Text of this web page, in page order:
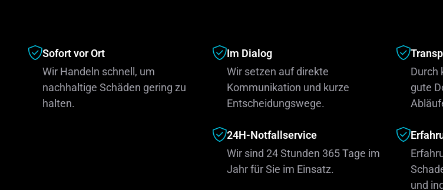
Sofort vor Ort
Wir Handeln schnell, um
nachhaltige Schäden gering zu
halten.
Im Dialog
Wir setzen auf direkte
Kommunikation und kurze
Entscheidungswege.
Durch
gute
24H-Notfallservice
Wir sind 24 Stunden 365 Tage im
Jahr für Sie im Einsatz.
und